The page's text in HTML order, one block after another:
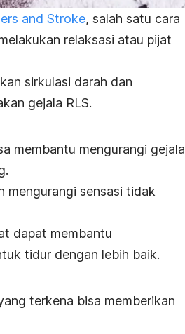
and Stroke, salah satu cara
relaksasi atau pijat
sirkulasi darah dan
gejala RLS.
membantu mengurangi gejala
mengurangi sensasi tidak
dapat membantu
tidur dengan lebih baik.
terkena bisa memberikan